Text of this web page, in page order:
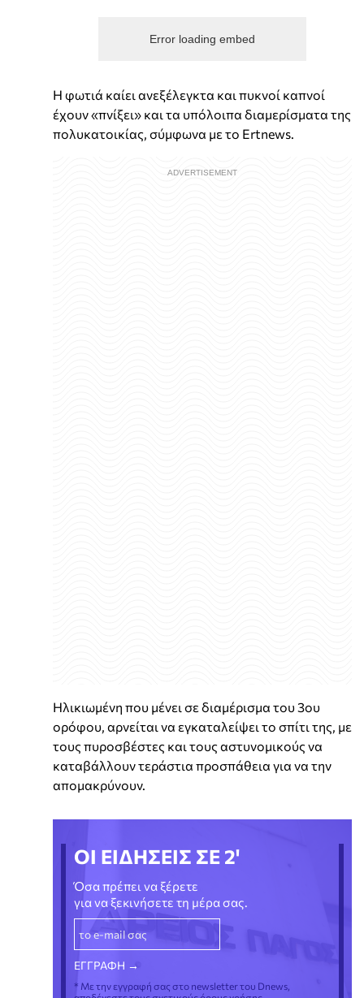
Error loading embed
Η φωτιά καίει ανεξέλεγκτα και πυκνοί καπνοί
έχουν «πνίξει» και τα υπόλοιπα διαμερίσματα της
πολυκατοικίας, σύμφωνα με το Ertnews.
Ηλικιωμένη που μένει σε διαμέρισμα του 3ου
ορόφου, αρνείται να εγκαταλείψει το σπίτι της, με
τους πυροσβέστες και τους αστυνομικούς να
καταβάλλουν τεράστια προσπάθεια για να την
απομακρύνουν.
ΟΙ ΕΙΔΗΣΕΙΣ ΣΕ 2'
Όσα πρέπει να ξέρετε
για να ξεκινήσετε τη μέρα σας.
* Με την εγγραφή σας στο newsletter του Dnews,